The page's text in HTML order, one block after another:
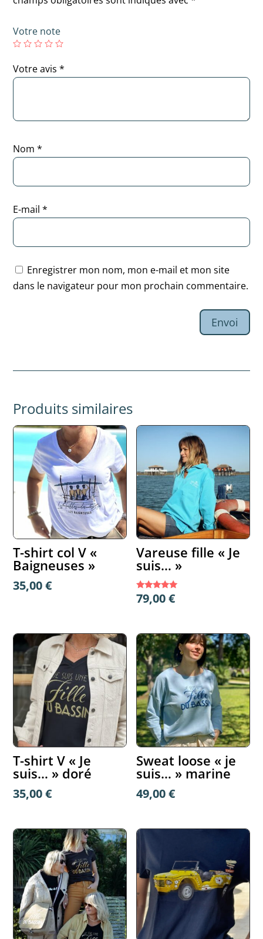
Votre note
Votre avis*
Nom*
E-mail*
Enregistrer mon nom, mon e-mail et mon site
dans le navigateur pour mon prochain commentaire.
Envoi
Produits similaires
T-shirt col V «
Baigneuses »
35,00€
Vareuse fille « Je
suis… »
Note
5.00
79,00€
T-shirt V « Je
suis… » doré
35,00€
Sweat loose « je
suis… » marine
49,00€